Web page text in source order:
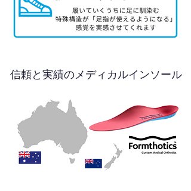
信頼と実績のメディカルインソール